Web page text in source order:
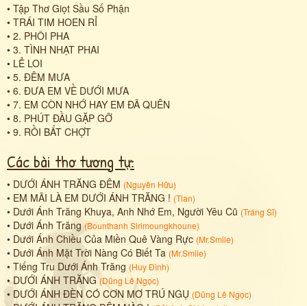
• Tập Thơ Giọt Sầu Số Phận
• TRÁI TIM HOEN RỈ
• 2. PHÔI PHA
• 3. TÌNH NHẠT PHAI
• LẺ LOI
• 5. ĐÊM MƯA
• 6. ĐƯA EM VỀ DƯỚI MƯA
• 7. EM CÒN NHỚ HAY EM ĐÃ QUÊN
• 8. PHÚT ĐẦU GẶP GỠ
• 9. RỒI BẤT CHỢT
Các bài thơ tương tự:
• DƯỚI ÁNH TRĂNG ĐÊM (Nguyên Hữu)
• EM MÃI LÀ EM DƯỚI ÁNH TRĂNG ! (Tlan)
• Dưới Ánh Trăng Khuya, Anh Nhớ Em, Người Yêu Cũ (Tráng Sĩ)
• Dưới Ánh Trăng (Bounthanh Sirimoungkhoune)
• Dưới Ánh Chiều Của Miền Quê Vàng Rực (Mr.Smile)
• Dưới Ánh Mặt Trời Nàng Có Biết Ta (Mr.Smile)
• Tiếng Tru Dưới Ánh Trăng (Huy Đình)
•DƯỚI ÁNH TRĂNG (Dũng Lê Ngọc)
• DƯỚI ÁNH ĐÈN CÓ CƠN MƠ TRÚ NGỤ (Dũng Lê Ngọc)